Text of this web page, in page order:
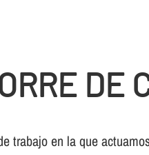
DE
trabajo en la que